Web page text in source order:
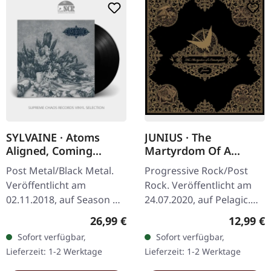
SYLVAINE · Atoms
Aligned, Coming
Undone | BLACK LP
Post Metal/Black Metal.
Veröffentlicht am
02.11.2018, auf Season Of
Mist. Schwarzes Vinyl im
Gatefold-Cover mit Insert.
"Atoms Aligned, Coming…
Regulärer Preis:
26,99 €
Sofort verfügbar,
Lieferzeit: 1-2 Werktage
JUNIUS · The
Martyrdom Of A
Catastrophist
(Remastered) |
DIGIPAK CD
Progressive Rock/Post
Rock. Veröffentlicht am
24.07.2020, auf Pelagic.
CD im DigiPak. Neuer Mix
und Master. Junius liefern
mit „The Martyrdom Of
A…
12,99 €
Sofort verfügbar,
Lieferzeit: 1-2 Werktage